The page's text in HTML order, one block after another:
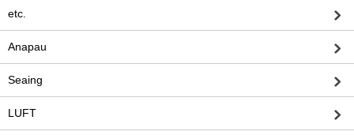
etc.
Anapau
Seaing
LUFT